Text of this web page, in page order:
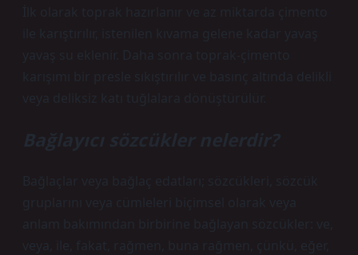
İlk olarak toprak hazırlanır ve az miktarda çimento
ile karıştırılır, istenilen kıvama gelene kadar yavaş
yavaş su eklenir. Daha sonra toprak-çimento
karışımı bir presle sıkıştırılır ve basınç altında delikli
veya deliksiz katı tuğlalara dönüştürülür.
Bağlayıcı sözcükler nelerdir?
Bağlaçlar veya bağlaç edatları; sözcükleri, sözcük
gruplarını veya cümleleri biçimsel olarak veya
anlam bakımından birbirine bağlayan sözcükler: ve,
veya, ile, fakat, rağmen, buna rağmen, çünkü, eğer,